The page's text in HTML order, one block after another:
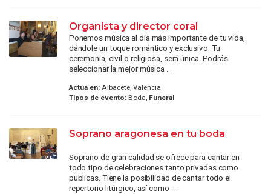
Organista y director coral
Ponemos música al día más importante de tu vida,
dándole un toque romántico y exclusivo. Tu
ceremonia, civil o religiosa, será única. Podrás
seleccionar la mejor música ...
Actúa en:Albacete, Valencia
Tipos de evento:Boda, Funeral
Soprano aragonesa en tu boda
Soprano de gran calidad se ofrece para cantar en
todo tipo de celebraciones tanto privadas como
públicas. Tiene la posibilidad de cantar todo el
repertorio litúrgico, así como ...